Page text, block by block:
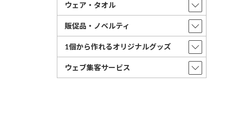
ウェア・タオル
販促品・ノベルティ
1個から作れるオリジナルグッズ
ウェブ集客サービス